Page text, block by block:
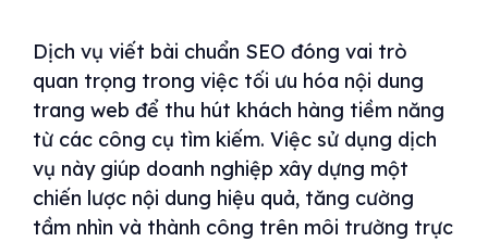
Dịch vụ viết bài chuẩn SEO đóng vai trò
quan trọng trong việc tối ưu hóa nội dung
trang web để thu hút khách hàng tiềm năng
từ các công cụ tìm kiếm. Việc sử dụng dịch
vụ này giúp doanh nghiệp xây dựng một
chiến lược nội dung hiệu quả, tăng cường
tầm nhìn và thành công trên môi trường trực